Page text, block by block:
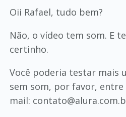
Oii Rafael, tudo bem?
Não, o vídeo tem som. E
certinho.
Você poderia testar mais
sem som, por favor,
mail: